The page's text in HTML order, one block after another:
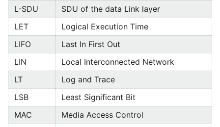
L-SDU
SDU of the data Link layer
LET
Logical Execution Time
LIFO
Last In First Out
LIN
Local Interconnected Network
LT
Log and Trace
LSB
Least Significant Bit
MAC
Media Access Control